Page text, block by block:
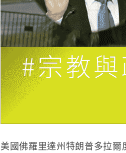
美國佛羅里達州特朗普多拉